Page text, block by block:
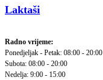
Laktaši
Radno vrijeme:
Ponedjeljak - Petak: 08:00 - 20:00
Subota: 08:00 - 20:00
Nedelja: 9:00 - 15:00